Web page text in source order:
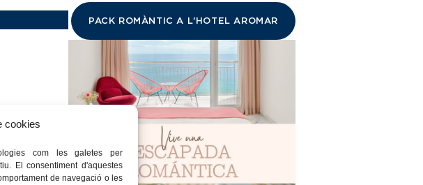
cookies
com les galetes per
El consentiment d'aquestes
de navegació o les
PACK ROMÀNTIC A L'HOTEL AROMAR